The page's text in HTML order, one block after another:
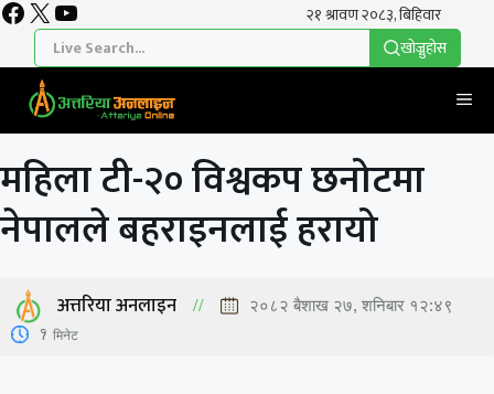
Skip
content
Facebook
X YouTube
खाेज्नुहाेस
महिला टी-२० विश्वकप छनोटमा
नेपालले बहराइनलाई हरायो
अत्तरिया अनलाइन २०८२ बैशाख २७, शनिबार १२:४९
1 मिनेट